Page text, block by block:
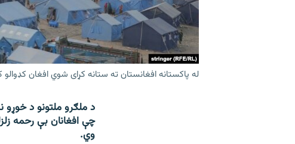
له پاکستانه افغانستان ته ستانه کړای شوي افغان
د ملګرو ملتونو د
چې افغانان بې رحمه
وي.